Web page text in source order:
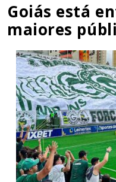
Goiás está
maiores